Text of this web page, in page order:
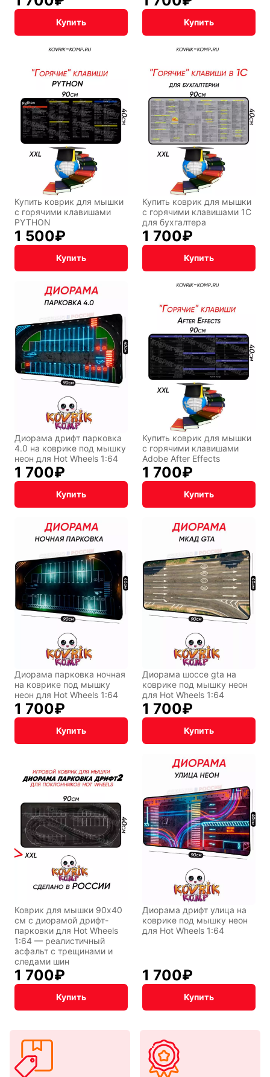
Купить Купить
Купить коврик для мышки
с горячими клавишами
PYTHON
1 500₽
Купить
Купить коврик для мышки
с горячими клавишами 1С
для бухгалтера
1 700₽
Купить
Диорама дрифт парковка
4.0 на коврике под мышку
неон для Hot Wheels 1:64
1 700₽
Купить
Купить коврик для мышки
с горячими клавишами
Adobe After Effects
1 700₽
Купить
Диорама парковка ночная
на коврике под мышку
неон для Hot Wheels 1:64
1 700₽
Купить
Диорама шоссе gta на
коврике под мышку неон
для Hot Wheels 1:64
1 700₽
Купить
Коврик для мышки 90x40
см с диорамой дрифт-
парковки для Hot Wheels
1:64 — реалистичный
асфальт с трещинами и
следами шин
1 700₽
Купить
Диорама дрифт улица на
коврике под мышку неон
для Hot Wheels 1:64
1 700₽
Купить